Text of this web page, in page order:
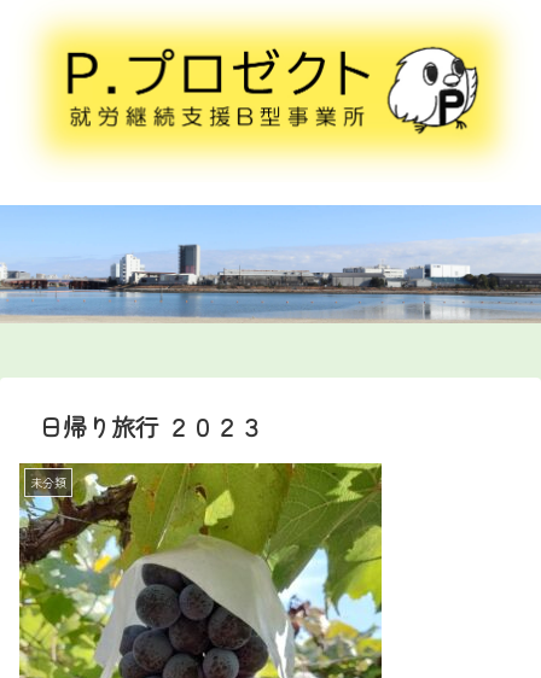
日帰り旅行 ２０２３
未分類